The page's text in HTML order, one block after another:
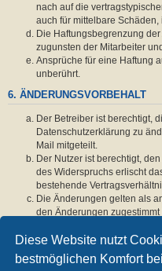
Diese Website nutzt
bestmöglichen Komfort
nach auf die
auch für mittelbare
Die Haftungsbegrenzung
zugunsten der Mitarbeiter
Ansprüche für eine Haftung
unberührt.
6. ÄNDERUNGSVORBEHALT
Der Betreiber ist berechtigt,
Datenschutzerklärung zu
Mail mitgeteilt.
Der Nutzer ist berechtigt,
des Widerspruchs erlischt
bestehende
Die Änderungen gelten als
den Änderungen zugestimmt
Informationen über den
sind in der